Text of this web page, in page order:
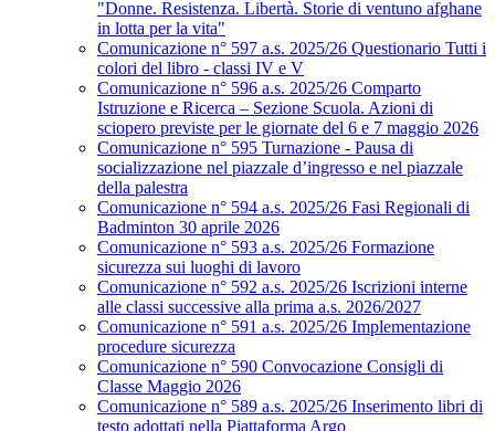
"Donne. Resistenza. Libertà. Storie di ventuno afghane
in lotta per la vita"
Comunicazione n° 597 a.s. 2025/26 Questionario Tutti i
colori del libro - classi IV e V
Comunicazione n° 596 a.s. 2025/26 Comparto
Istruzione e Ricerca – Sezione Scuola. Azioni di
sciopero previste per le giornate del 6 e 7 maggio 2026
Comunicazione n° 595 Turnazione - Pausa di
socializzazione nel piazzale d’ingresso e nel piazzale
della palestra
Comunicazione n° 594 a.s. 2025/26 Fasi Regionali di
Badminton 30 aprile 2026
Comunicazione n° 593 a.s. 2025/26 Formazione
sicurezza sui luoghi di lavoro
Comunicazione n° 592 a.s. 2025/26 Iscrizioni interne
alle classi successive alla prima a.s. 2026/2027
Comunicazione n° 591 a.s. 2025/26 Implementazione
procedure sicurezza
Comunicazione n° 590 Convocazione Consigli di
Classe Maggio 2026
Comunicazione n° 589 a.s. 2025/26 Inserimento libri di
testo adottati nella Piattaforma Argo